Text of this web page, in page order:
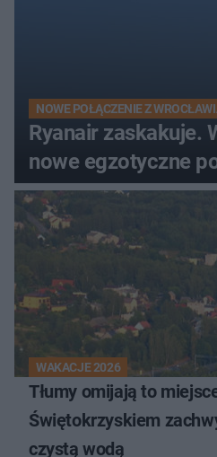
NOWE POŁĄCZENIE Z
Ryanair zaskakuje.
nowe egzotyczne
WAKACJE 2026
Tłumy omijają to
Świętokrzyskiem
czystą wodą